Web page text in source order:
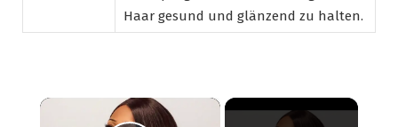
Haar gesund und glänzend zu halten.
×